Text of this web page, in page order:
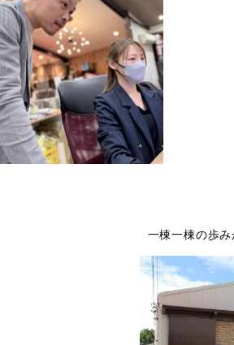
一棟一棟の歩み